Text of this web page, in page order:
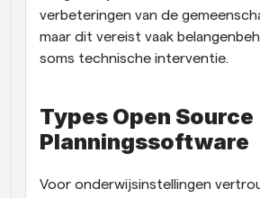
verbeteringen van de
maar dit vereist vaak
soms technische interventie.
Types Open Source
Planningssoftware
Voor onderwijsinstellingen